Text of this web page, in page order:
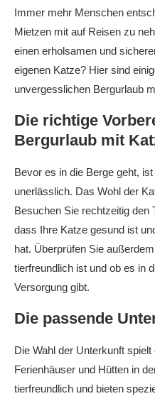
Immer mehr Menschen
Mietzen mit auf Reisen zu
einen erholsamen und
eigenen Katze? Hier sind
unvergesslichen Bergurlaub
Die richtige
Bergurlaub mit
Bevor es in die Berge geht,
unerlässlich. Das Wohl der
Besuchen Sie rechtzeitig den
dass Ihre Katze gesund ist
hat. Überprüfen Sie
tierfreundlich ist und ob es in
Versorgung gibt.
Die passende
Die Wahl der Unterkunft
Ferienhäuser und Hütten in
tierfreundlich und bieten